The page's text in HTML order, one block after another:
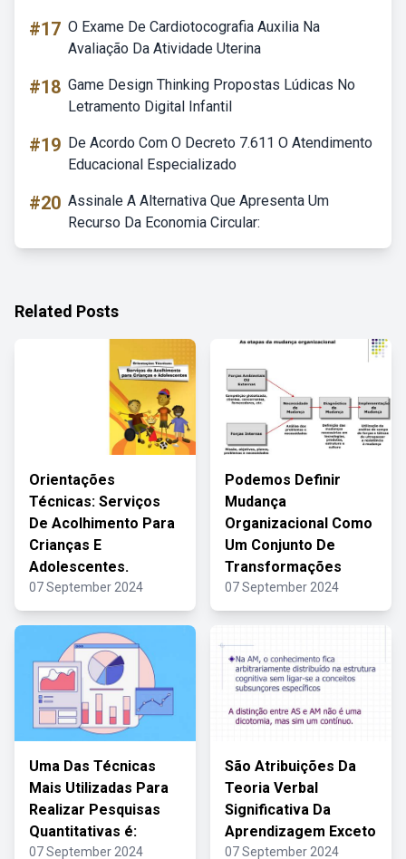
#17 O Exame De Cardiotocografia Auxilia Na
Avaliação Da Atividade Uterina
#18 Game Design Thinking Propostas Lúdicas No
Letramento Digital Infantil
#19 De Acordo Com O Decreto 7.611 O Atendimento
Educacional Especializado
#20 Assinale A Alternativa Que Apresenta Um
Recurso Da Economia Circular:
Related Posts
Orientações
Técnicas: Serviços
De Acolhimento Para
Crianças E
Adolescentes.
07 September 2024
Podemos Definir
Mudança
Organizacional Como
Um Conjunto De
Transformações
07 September 2024
Uma Das Técnicas
Mais Utilizadas Para
Realizar Pesquisas
Quantitativas é:
07 September 2024
São Atribuições Da
Teoria Verbal
Significativa Da
Aprendizagem Exceto
07 September 2024